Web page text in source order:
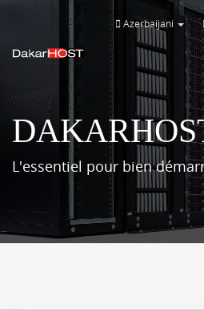
Azerbaijani
L'essentiel pour bien